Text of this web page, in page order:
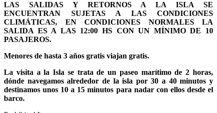
LAS SALIDAS Y RETORNOS A LA ISLA SE
ENCUENTRAN SUJETAS A LAS CONDICIONES
CLIMÁTICAS, EN CONDICIONES NORMALES LA
SALIDA ES A LAS 12:00 HS CON UN MÍNIMO DE 10
PASAJEROS.
Menores de hasta 3 años gratis viajan gratis.
La visita a la Isla se trata de un paseo marítimo de 2 horas,
dónde navegamos alrededor de la isla por 30 a 40 minutos y
destinamos unos 10 a 15 minutos para nadar con ellos desde el
barco.